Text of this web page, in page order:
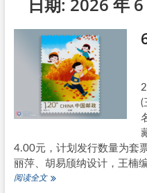
(
4.00元，计划发行数量为套
丽萍、胡易颀纳设计，王楠
阅读全文6